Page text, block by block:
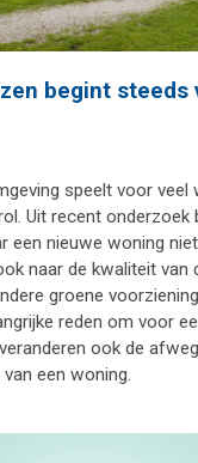
begint steeds
speelt voor veel
Uit recent onderzoek
een nieuwe woning
naar de kwaliteit van
groene
reden om voor
ook de
een woning.